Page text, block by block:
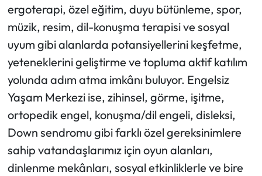
ergoterapi, özel eğitim, duyu bütünleme, spor,
müzik, resim, dil-konuşma terapisi ve sosyal
uyum gibi alanlarda potansiyellerini keşfetme,
yeteneklerini geliştirme ve topluma aktif katılım
yolunda adım atma imkânı buluyor. Engelsiz
Yaşam Merkezi ise, zihinsel, görme, işitme,
ortopedik engel, konuşma/dil engeli, disleksi,
Down sendromu gibi farklı özel gereksinimlere
sahip vatandaşlarımız için oyun alanları,
dinlenme mekânları, sosyal etkinliklerle ve bire